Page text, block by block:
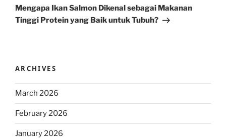
Post
Mengapa Ikan Salmon Dikenal sebagai Makanan
Tinggi Protein yang Baik untuk Tubuh?
ARCHIVES
March 2026
February 2026
January 2026